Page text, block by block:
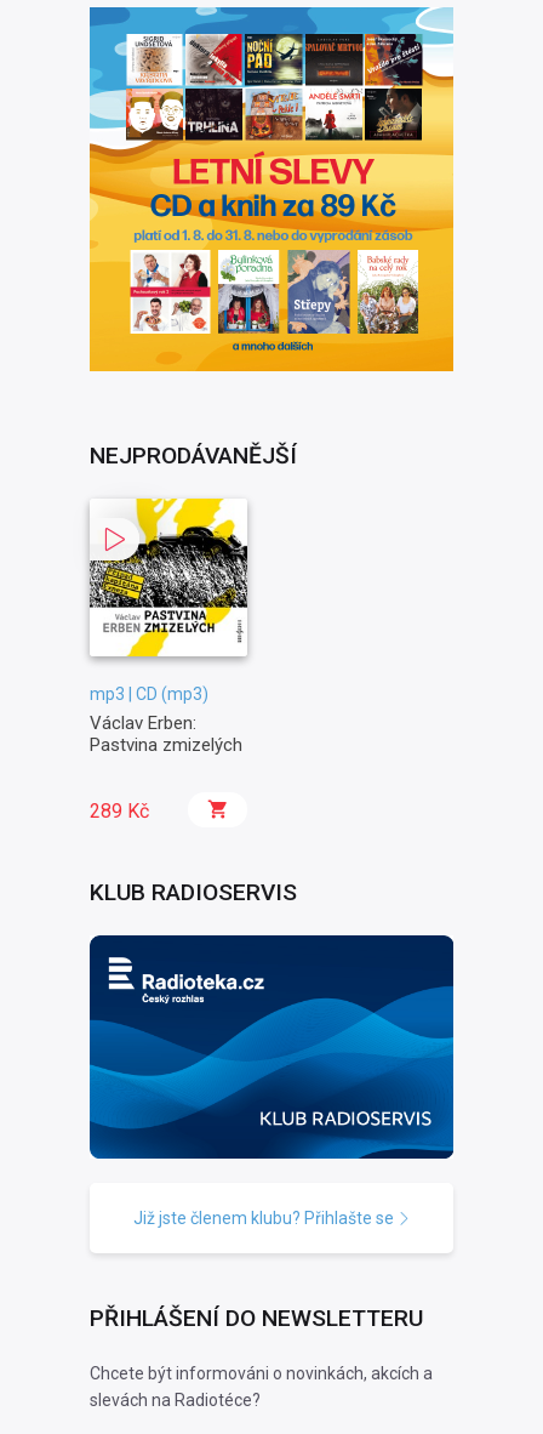
NEJPRODÁVANĚJŠÍ
mp3 | CD (mp3)
Václav Erben:
Pastvina zmizelých
289 Kč
KLUB RADIOSERVIS
Již jste členem klubu? Přihlašte se
PŘIHLÁŠENÍ DO NEWSLETTERU
Chcete být informováni o novinkách, akcích a
slevách na Radiotéce?